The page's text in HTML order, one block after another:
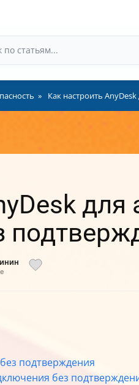
Как настроить
для
подтверждения
без